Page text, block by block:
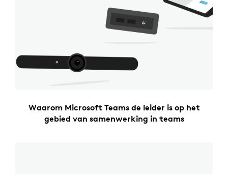
Waarom Microsoft Teams de leider is op het
gebied van samenwerking in teams